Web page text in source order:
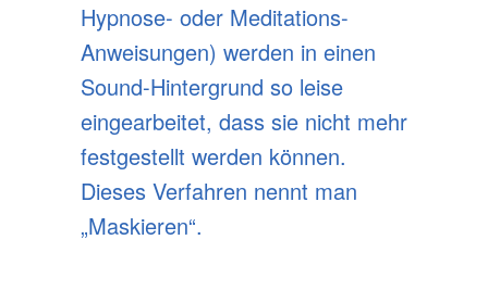
Hypnose- oder Meditations-
Anweisungen) werden in einen
Sound-Hintergrund so leise
eingearbeitet, dass sie nicht mehr
festgestellt werden können.
Dieses Verfahren nennt man
„Maskieren“.